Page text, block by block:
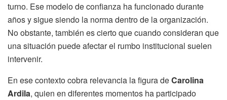
turno. Ese modelo de confianza ha funcionado durante
años y sigue siendo la norma dentro de la organización.
No obstante, también es cierto que cuando consideran que
una situación puede afectar el rumbo institucional suelen
intervenir.
En ese contexto cobra relevancia la figura deCarolina
Ardila, quien en diferentes momentos ha participado